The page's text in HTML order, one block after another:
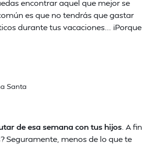
encontrar aquel que mejor se
es que no tendrás que gastar
durante tus vacaciones… ¡Porque
Santa
de esa semana con tus hijos . A fin
Seguramente, menos de lo que te